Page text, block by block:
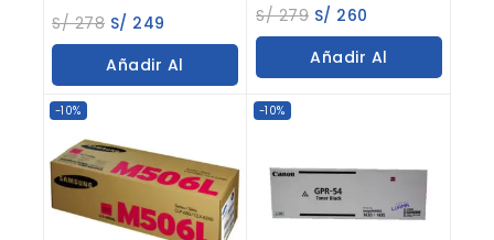
0
out
of
S/278 S/ 249
Añadir Al
0
out
of
S/279 S/ 260
Añadir Al
-10% -10%